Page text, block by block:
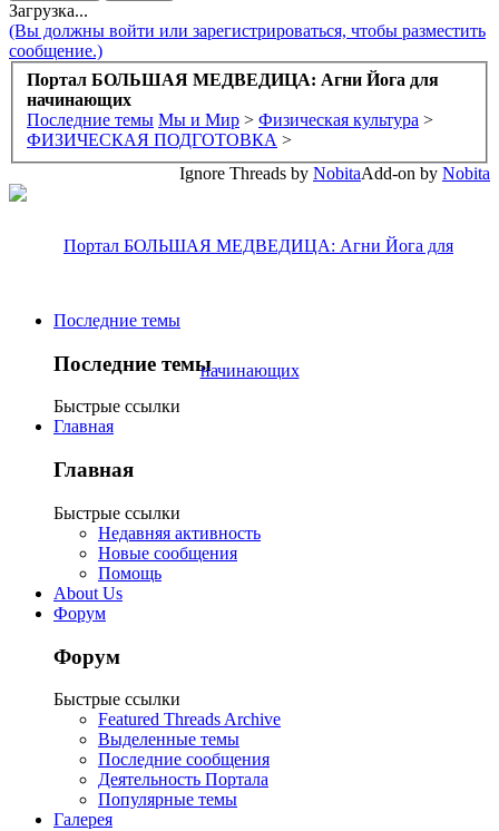
Загрузка...
(Вы должны войти или зарегистрироваться, чтобы разместить
сообщение.)
Портал БОЛЬШАЯ МЕДВЕДИЦА: Агни Йога для
начинающих
Последние темы Мы и Мир > Физическая культура >
ФИЗИЧЕСКАЯ ПОДГОТОВКА >
Add-on by Nobita
Ignore Threads by Nobita
Последние темы
Последние темы
Быстрые ссылки
Главная
Главная
Быстрые ссылки
Недавняя активность
Новые сообщения
Помощь
About Us
Форум
Форум
Быстрые ссылки
Featured Threads Archive
Выделенные темы
Последние сообщения
Деятельность Портала
Популярные темы
Галерея